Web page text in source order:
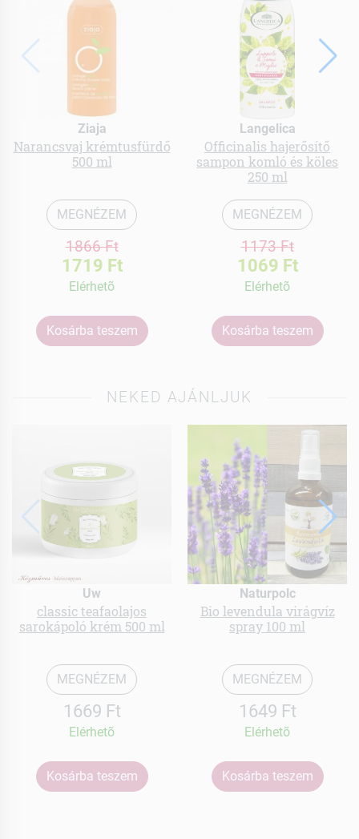
Ziaja
Narancsvaj krémtusfürdő
500 ml
MEGNÉZEM
1866 Ft
1719 Ft
Elérhetõ
Kosárba teszem
Langelica
Officinalis hajerősítő
sampon komló és köles
250 ml
MEGNÉZEM
1173 Ft
1069 Ft
Elérhetõ
Kosárba teszem
NEKED AJÁNLJUK
Uw
classic teafaolajos
sarokápoló krém 500 ml
MEGNÉZEM
1669 Ft
Elérhetõ
Kosárba teszem
Naturpolc
Bio levendula virágvíz
spray 100 ml
MEGNÉZEM
1649 Ft
Elérhetõ
Kosárba teszem